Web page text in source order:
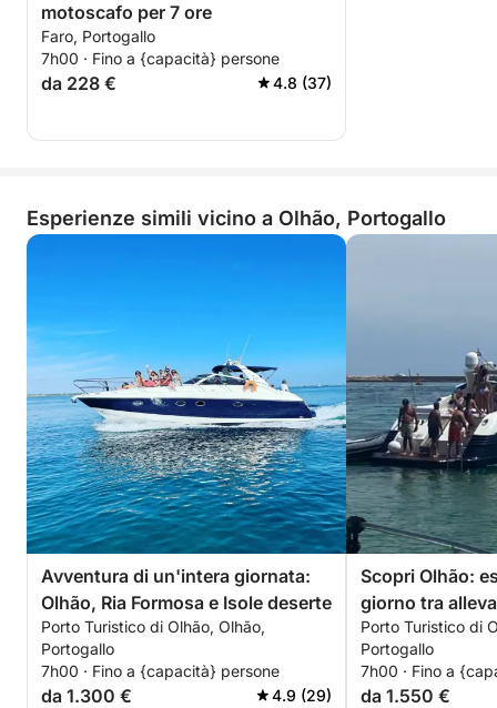
motoscafo per 7 ore
Faro, Portogallo
7h00 · Fino a {capacità} persone
da 228 € 4.8 (37)
Esperienze simili vicino a Olhão, Portogallo
Avventura di un'intera giornata:
Olhão, Ria Formosa e Isole deserte
Porto Turistico di Olhão, Olhão,
Portogallo
7h00 · Fino a {capacità} persone
da 1.300 € 4.9 (29)
Scopri Olhão:
giorno tra
e isole deserte
Porto Turistico di
Portogallo
7h00 · Fino a
da 1.550 €